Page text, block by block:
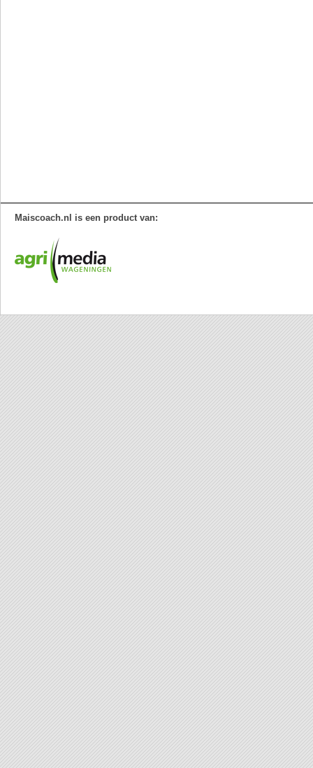
Maiscoach.nl is een product van: